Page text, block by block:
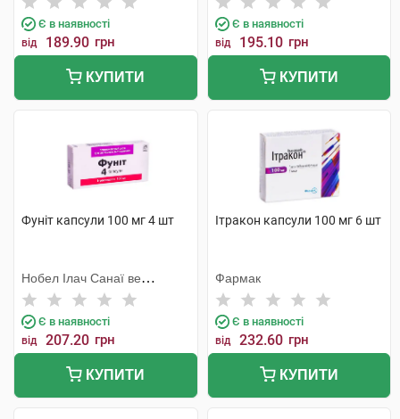
Є в наявності
від 189.90 грн
КУПИТИ
Є в наявності
від 195.10 грн
КУПИТИ
Фуніт капсули 100 мг 4 шт
Нобел Ілач Санаї ве
Тіджарет
Є в наявності
від 207.20 грн
КУПИТИ
Ітракон капсули 100 мг 6 шт
Фармак
Є в наявності
від 232.60 грн
КУПИТИ